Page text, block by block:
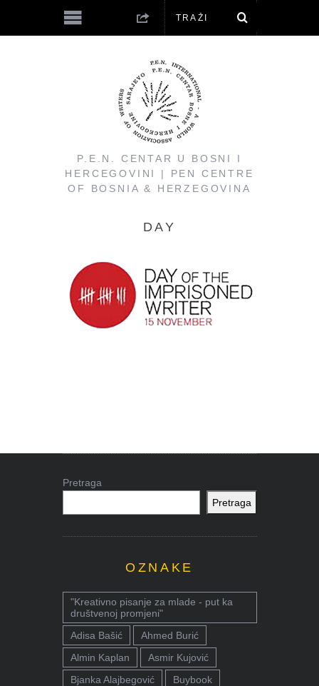
P.E.N. CENTAR U BOSNI I
HERCEGOVINI | PEN CENTRE
OF BOSNIA & HERZEGOVINA
DAY
Pretraga
Pretraga
OZNAKE
"Kreativno pisanje za mlade - put ka
društvenoj promjeni"
Adisa Bašić
Ahmed Burić
Almin Kaplan
Asmir Kujović
Bjanka Alajbegović
Buybook